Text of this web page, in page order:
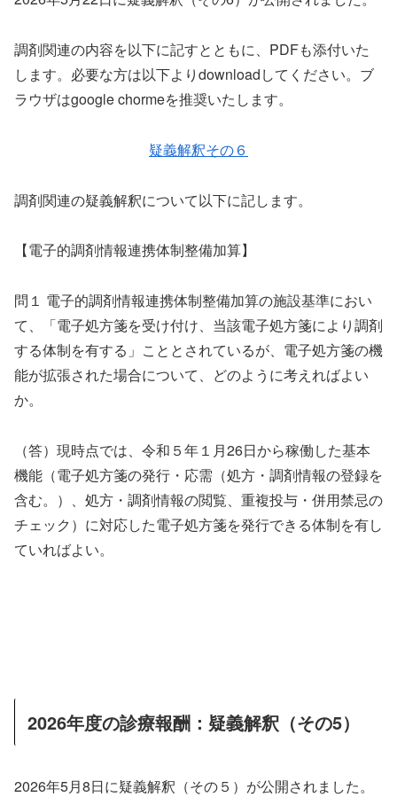
調剤関連の内容を以下に記すとともに、PDFも添付いた
します。必要な方は以下よりdownloadしてください。ブ
ラウザはgoogle chormeを推奨いたします。
疑義解釈その６
調剤関連の疑義解釈について以下に記します。
【電子的調剤情報連携体制整備加算】
問１ 電子的調剤情報連携体制整備加算の施設基準におい
て、「電子処方箋を受け付け、当該電子処方箋により調剤
する体制を有する」こととされているが、電子処方箋の機
能が拡張された場合について、どのように考えればよい
か。
（答）現時点では、令和５年１月26日から稼働した基本
機能（電子処方箋の発行・応需（処方・調剤情報の登録を
含む。）、処方・調剤情報の閲覧、重複投与・併用禁忌の
チェック）に対応した電子処方箋を発行できる体制を有し
ていればよい。
2026年度の診療報酬：疑義解釈（その5）
2026年5月8日に疑義解釈（その５）が公開されました。